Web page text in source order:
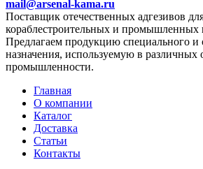
mail@arsenal-kama.ru
Поставщик отечественных адгезивов
кораблестроительных и промышленных
Предлагаем продукцию специального и
назначения, используемую в различных
промышленности.
Главная
О компании
Каталог
Доставка
Статьи
Контакты